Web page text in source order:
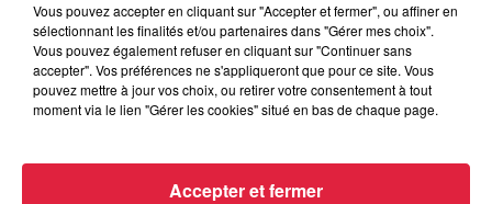
SPA : Polochon cherche une nouvelle maison en
campagne
Publié : 25 novembre 2023 à 8h15 - Modifié : 25 novembre
Vous pouvez accepter en cliquant sur "Accepter et fermer", ou affiner en
sélectionnant les finalités et/ou partenaires dans "Gérer mes choix".
Vous pouvez également refuser en cliquant sur "Continuer sans
accepter". Vos préférences ne s'appliqueront que pour ce site. Vous
pouvez mettre à jour vos choix, ou retirer votre consentement à tout
moment via le lien "Gérer les cookies" situé en bas de chaque page.
Accepter et fermer